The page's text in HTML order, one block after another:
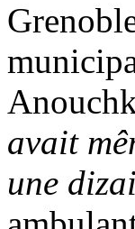
avait
une